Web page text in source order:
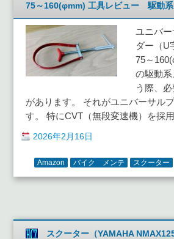
75～160(φmm) 工具レビュー 駆動系
ユニバ
ダー（U
75～
の駆動
う際、
があります。 それがユニバーサル
す。 特にCVT（無段変速機）を採
2026年2月16日
Amazon バイク メンテ スクーター
スクーター（YAMAHA